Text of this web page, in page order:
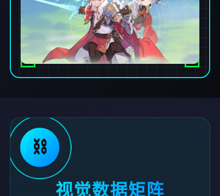
⛓️
视觉数据矩阵